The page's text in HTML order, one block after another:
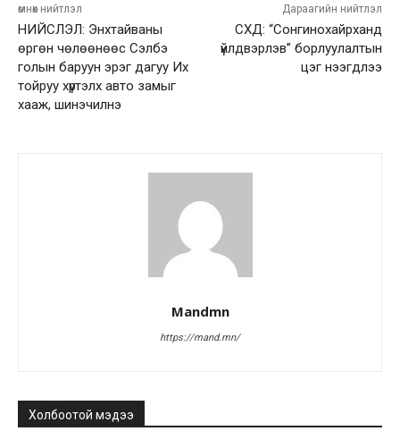
өмнөх нийтлэл
НИЙСЛЭЛ: Энхтайваны
өргөн чөлөөнөөс Сэлбэ
голын баруун эрэг дагуу Их
тойруу хүртэлх авто замыг
хааж, шинэчилнэ
Дараагийн нийтлэл
СХД: “Сонгинохайрханд
үйлдвэрлэв” борлуулалтын
цэг нээгдлээ
Mandmn
https://mand.mn/
Холбоотой мэдээ